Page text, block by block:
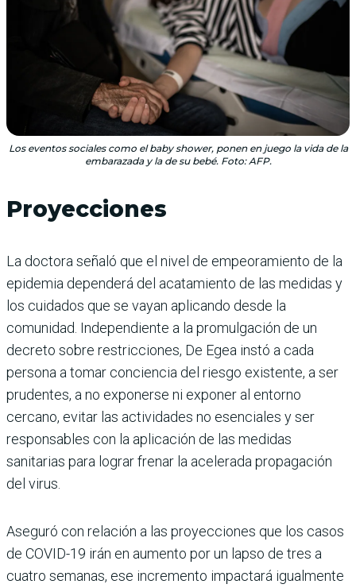
Los eventos sociales como el baby shower, ponen en juego la vida de la
embarazada y la de su bebé. Foto: AFP.
Proyecciones
La doctora señaló que el nivel de empeoramiento de la
epidemia dependerá del acatamiento de las medidas y
los cuidados que se vayan aplicando desde la
comunidad. Independiente a la promulgación de un
decreto sobre restricciones, De Egea instó a cada
persona a tomar conciencia del riesgo existente, a ser
prudentes, a no exponerse ni exponer al entorno
cercano, evitar las actividades no esenciales y ser
responsables con la aplicación de las medidas
sanitarias para lograr frenar la acelerada propagación
del virus.
Aseguró con relación a las proyecciones que los casos
de COVID-19 irán en aumento por un lapso de tres a
cuatro semanas, ese incremento impactará igualmente